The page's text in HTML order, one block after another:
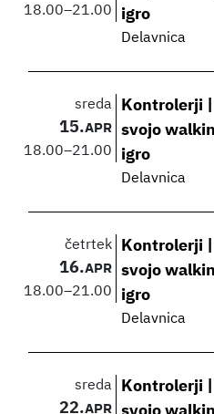
18.00–21.00
igro
Delavnica
sreda
15.APR
18.00–21.00
Kontrolerji
svojo
igro
Delavnica
četrtek
16.APR
18.00–21.00
Kontrolerji
svojo
igro
Delavnica
sreda
22.APR
Kontrolerji